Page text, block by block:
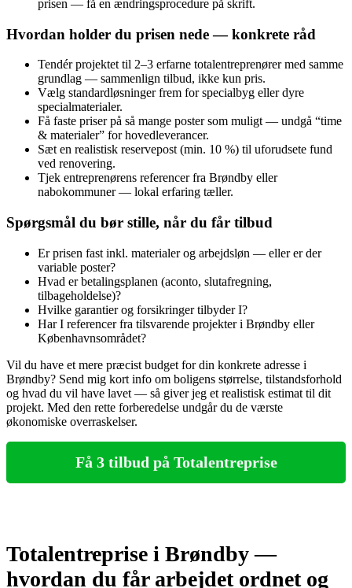
prisen — få en ændringsprocedure på skrift.
Hvordan holder du prisen nede — konkrete råd
Tendér projektet til 2–3 erfarne totalentreprenører med samme
grundlag — sammenlign tilbud, ikke kun pris.
Vælg standardløsninger frem for specialbyg eller dyre
specialmaterialer.
Få faste priser på så mange poster som muligt — undgå “time
& materialer” for hovedleverancer.
Sæt en realistisk reservepost (min. 10 %) til uforudsete fund
ved renovering.
Tjek entreprenørens referencer fra Brøndby eller
nabokommuner — lokal erfaring tæller.
Spørgsmål du bør stille, når du får tilbud
Er prisen fast inkl. materialer og arbejdsløn — eller er der
variable poster?
Hvad er betalingsplanen (aconto, slutafregning,
tilbageholdelse)?
Hvilke garantier og forsikringer tilbyder I?
Har I referencer fra tilsvarende projekter i Brøndby eller
Københavnsområdet?
Vil du have et mere præcist budget for din konkrete adresse i
Brøndby? Send mig kort info om boligens størrelse, tilstandsforhold
og hvad du vil have lavet — så giver jeg et realistisk estimat til dit
projekt. Med den rette forberedelse undgår du de værste
økonomiske overraskelser.
Få 3 tilbud på Totalentreprise
Totalentreprise i Brøndby —
hvordan du får arbejdet ordnet og